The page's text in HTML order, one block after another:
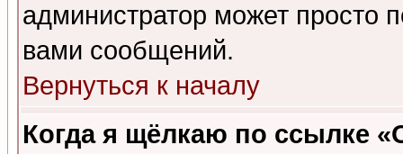
администратор может просто
вами сообщений.
Вернуться к началу
Когда я щёлкаю по ссылке